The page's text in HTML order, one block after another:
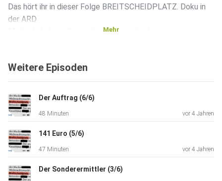
Das hört ihr in dieser Folge BREITSCHEIDPLATZ. Doku in
der ARD
Mediathek: http://x.swr.de/s/breitscheidplatz
Mehr
Weitere Episoden
Der Auftrag (6/6)
48 Minuten vor 4 Jahren
141 Euro (5/6)
47 Minuten vor 4 Jahren
Der Sonderermittler (3/6)